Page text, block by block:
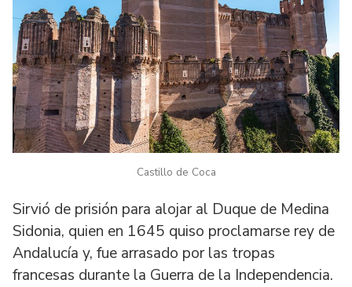
Castillo de Coca
Sirvió de prisión para alojar al Duque de Medina
Sidonia, quien en 1645 quiso proclamarse rey de
Andalucía y, fue arrasado por las tropas
francesas durante la Guerra de la Independencia.